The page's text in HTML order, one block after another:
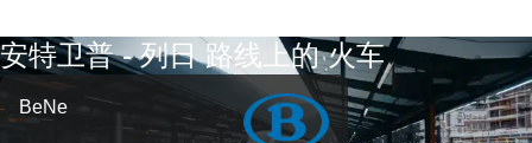
安特卫普 - 列日 路线上的 火车
BeNe